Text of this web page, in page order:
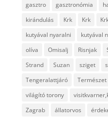
gasztro
gasztronómia
kirándulás
Krk Krk
kutyával nyaralni
kutyával
olíva
Omisalj Risnjak
Strand
Suzan sziget
Tengeralattjáró
Természet
világító torony
Zagrab
állatorvos